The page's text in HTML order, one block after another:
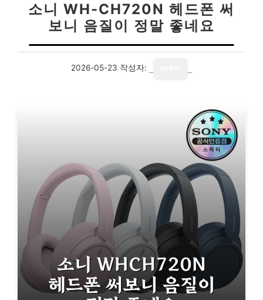
소니 WH-CH720N 헤드폰 써
보니 음질이 정말 좋네요
2026-05-23 작성자: